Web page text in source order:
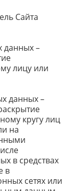
Сайта
данных –
лицу или
данных –
кругу лиц
на
в средствах
в
сетях или